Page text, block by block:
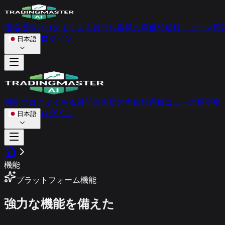
価格機能ブログよくある質問お客様の声仮想通貨ニュース用
日本語 ログイン
機能ブログよくある質問お客様の声仮想通貨ニュース用語集
日本語 ログイン
機能
プラットフォーム機能
強力な機能を備えた